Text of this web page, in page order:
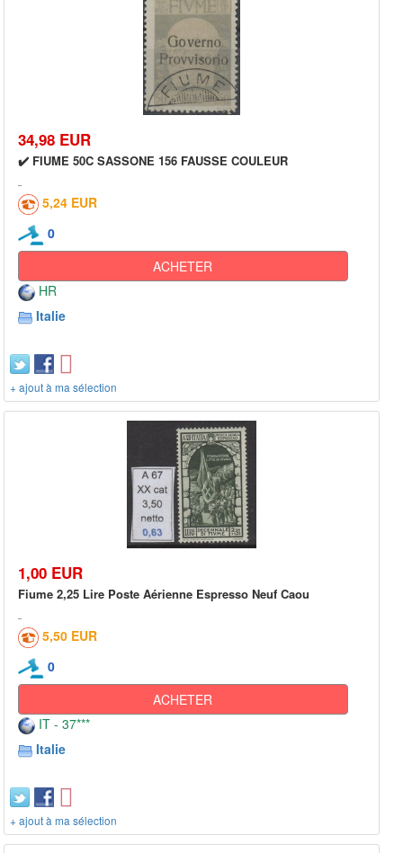
34,98 EUR
✔️ FIUME 50C SASSONE 156 FAUSSE COULEUR
5,24 EUR
0
ACHETER
HR
Italie
+ ajout à ma sélection
1,00 EUR
Fiume 2,25 Lire Poste Aérienne Espresso Neuf Caou
5,50 EUR
0
ACHETER
IT - 37***
Italie
+ ajout à ma sélection